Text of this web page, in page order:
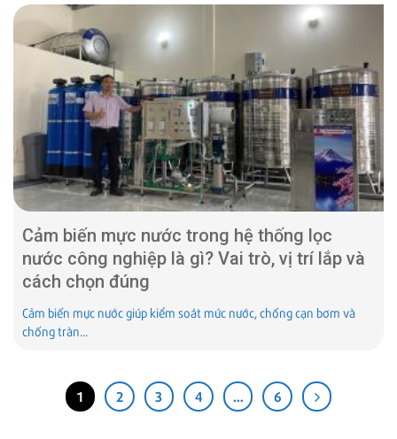
Cảm biến mực nước trong hệ thống lọc
nước công nghiệp là gì? Vai trò, vị trí lắp và
cách chọn đúng
Cảm biến mực nước giúp kiểm soát mức nước, chống cạn bơm và
chống tràn...
1 2 3 4 … 6